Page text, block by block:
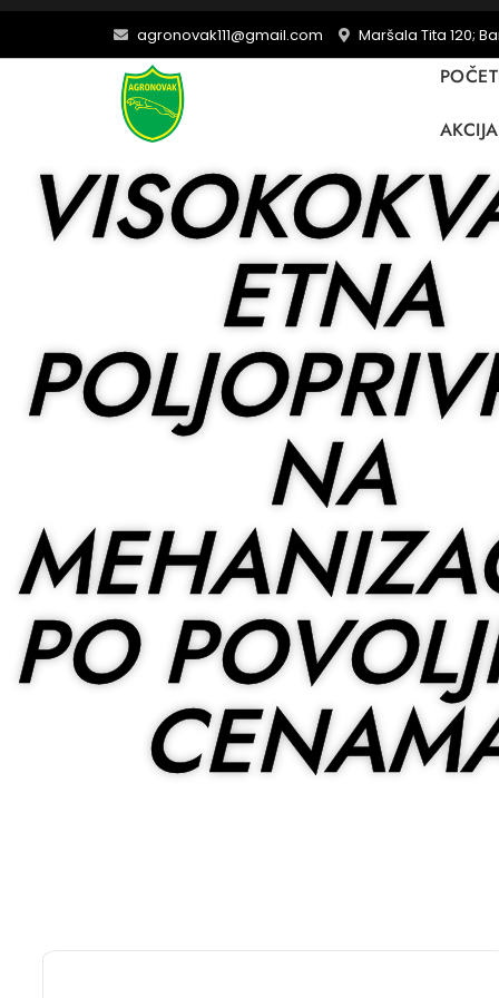
agronovak111@gmail.com Maršala Tita 120;
AKCIJA
ETNA
NA
PO